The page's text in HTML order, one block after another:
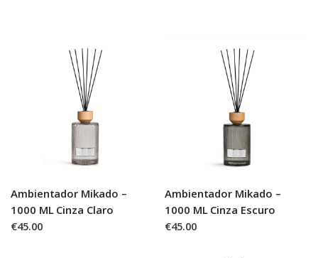
Ambientador Mikado –
1000 ML Cinza Claro
€45.00
Ambientador Mikado –
1000 ML Cinza Escuro
€45.00